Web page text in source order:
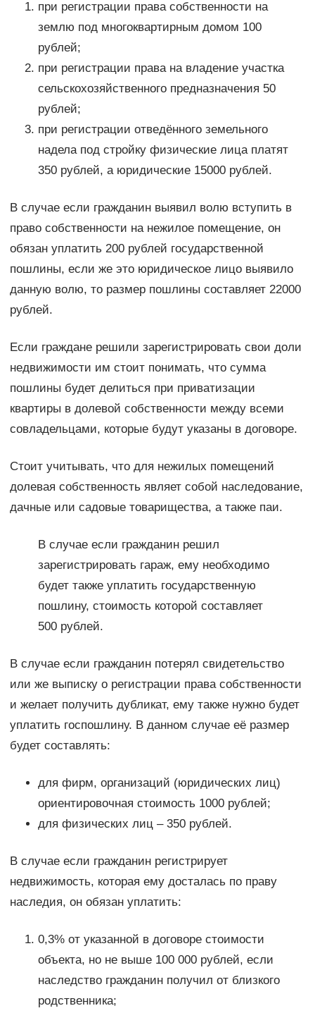
при регистрации права собственности на
землю под многоквартирным домом 100
рублей;
при регистрации права на владение участка
сельскохозяйственного предназначения 50
рублей;
при регистрации отведённого земельного
надела под стройку физические лица платят
350 рублей, а юридические 15000 рублей.
В случае если гражданин выявил волю вступить в
право собственности на нежилое помещение, он
обязан уплатить 200 рублей государственной
пошлины, если же это юридическое лицо выявило
данную волю, то размер пошлины составляет 22000
рублей.
Если граждане решили зарегистрировать свои доли
недвижимости им стоит понимать, что сумма
пошлины будет делиться при приватизации
квартиры в долевой собственности между всеми
совладельцами, которые будут указаны в договоре.
Стоит учитывать, что для нежилых помещений
долевая собственность являет собой наследование,
дачные или садовые товарищества, а также паи.
В случае если гражданин решил
зарегистрировать гараж, ему необходимо
будет также уплатить государственную
пошлину, стоимость которой составляет
500 рублей.
В случае если гражданин потерял свидетельство
или же выписку о регистрации права собственности
и желает получить дубликат, ему также нужно будет
уплатить госпошлину. В данном случае её размер
будет составлять:
для фирм, организаций (юридических лиц)
ориентировочная стоимость 1000 рублей;
для физических лиц – 350 рублей.
В случае если гражданин регистрирует
недвижимость, которая ему досталась по праву
наследия, он обязан уплатить:
0,3% от указанной в договоре стоимости
объекта, но не выше 100 000 рублей, если
наследство гражданин получил от близкого
родственника;